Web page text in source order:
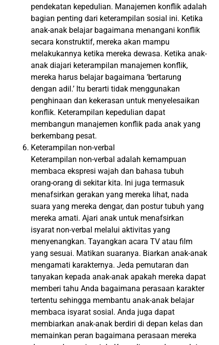
pendekatan kepedulian. Manajemen konflik adalah
bagian penting dari keterampilan sosial ini. Ketika
anak-anak belajar bagaimana menangani konflik
secara konstruktif, mereka akan mampu
melakukannya ketika mereka dewasa. Ketika anak-
anak diajari keterampilan manajemen konflik,
mereka harus belajar bagaimana ‘bertarung
dengan adil.’ Itu berarti tidak menggunakan
penghinaan dan kekerasan untuk menyelesaikan
konflik. Keterampilan kepedulian dapat
membangun manajemen konflik pada anak yang
berkembang pesat.
Keterampilan non-verbal
Keterampilan non-verbal adalah kemampuan
membaca ekspresi wajah dan bahasa tubuh
orang-orang di sekitar kita. Ini juga termasuk
menafsirkan gerakan yang mereka lihat, nada
suara yang mereka dengar, dan postur tubuh yang
mereka amati. Ajari anak untuk menafsirkan
isyarat non-verbal melalui aktivitas yang
menyenangkan. Tayangkan acara TV atau film
yang sesuai. Matikan suaranya. Biarkan anak-anak
mengamati karakternya. Jeda pemutaran dan
tanyakan kepada anak-anak apakah mereka dapat
memberi tahu Anda bagaimana perasaan karakter
tertentu sehingga membantu anak-anak belajar
membaca isyarat sosial. Anda juga dapat
membiarkan anak-anak berdiri di depan kelas dan
memainkan peran bagaimana perasaan mereka